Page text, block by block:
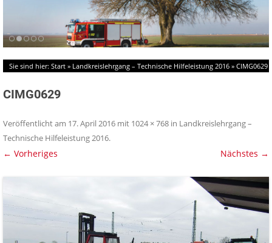
Sie sind hier: Start » Landkreislehrgang – Technische Hilfeleistung 2016 » CIMG0629
CIMG0629
Veröffentlicht am 17. April 2016 mit 1024 × 768 in Landkreislehrgang –
Technische Hilfeleistung 2016.
← Vorheriges Nächstes →